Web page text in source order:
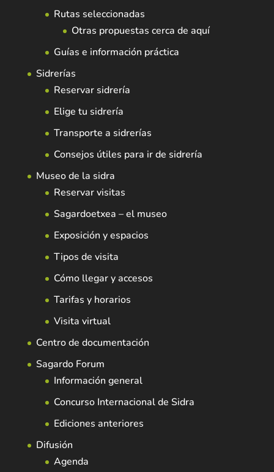
Rutas seleccionadas
Otras propuestas cerca de aquí
Guías e información práctica
Sidrerías
Reservar sidrería
Elige tu sidrería
Transporte a sidrerías
Consejos útiles para ir de sidrería
Museo de la sidra
Reservar visitas
Sagardoetxea – el museo
Exposición y espacios
Tipos de visita
Cómo llegar y accesos
Tarifas y horarios
Visita virtual
Centro de documentación
Sagardo Forum
Información general
Concurso Internacional de Sidra
Ediciones anteriores
Difusión
Agenda